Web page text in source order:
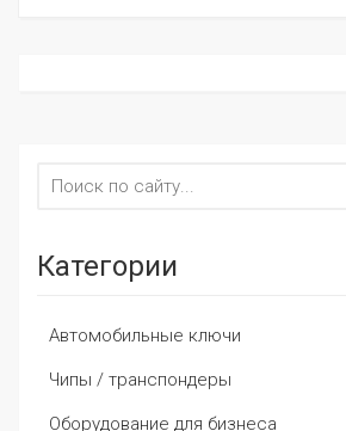
Категории
Автомобильные ключи
Чипы / транспондеры
Оборудование для бизнеса